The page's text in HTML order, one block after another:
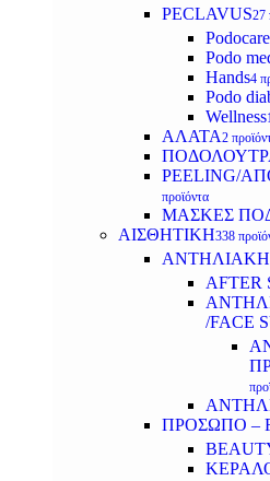
PECLAVUS27
Podocare
Podo
Hands4
Podo
Wellness
ΑΛΑΤΑ2
PEELING/
προϊόντα
ΜΑΣΚΕΣ
ΑΙΣΘΗΤΙΚΗ338
ΑΝΤΗΛΙΑΚΗ
AFTER
/FACE
ΠΡΟΣΩΠΟ –